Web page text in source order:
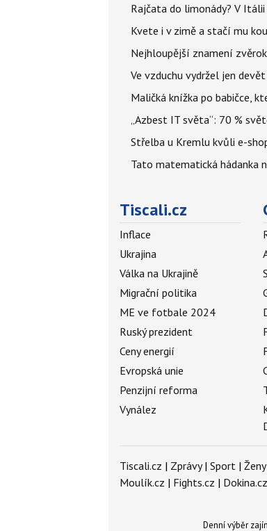
Rajčata do limonády? V
Kvete i v zimě a stačí mu
Nejhloupější znamení
Ve vzduchu vydržel jen
Maličká knížka po babičce,
„Azbest IT světa“: 70 %
Střelba u Kremlu kvůli e-
Tato matematická hádanka
Tiscali.cz
Inflace
Ukrajina
Válka na Ukrajině
Migrační politika
ME ve fotbale 2024
Ruský prezident
Ceny energií
Evropská unie
Penzijní reforma
Vynález
Tiscali.cz | Zprávy| Sport | Ženy
Moulík.cz | Fights.cz | Dokina.cz
Denní výběr